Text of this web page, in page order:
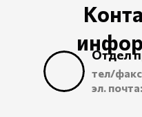
Отдел
тел/
эл. почта: